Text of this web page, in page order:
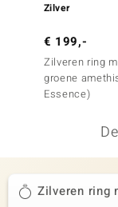
Zilver
€ 199,-
Zilveren ring
groene
Essence)
Zilveren ring